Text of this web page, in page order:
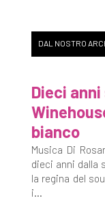
DAL NOSTRO
Dieci
bianco
Musica Di
dieci anni dalla
la regina del
i...